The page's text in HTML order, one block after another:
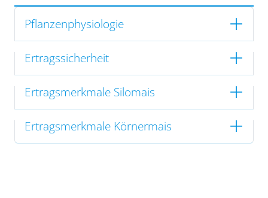
Pflanzenphysiologie
Ertragssicherheit
Ertragsmerkmale Silomais
Ertragsmerkmale Körnermais